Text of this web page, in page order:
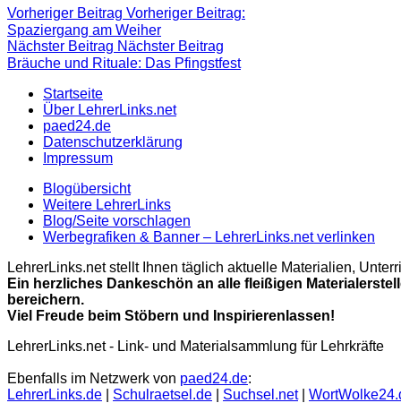
Vorheriger Beitrag Vorheriger Beitrag:
Spaziergang am Weiher
Nächster Beitrag Nächster Beitrag
Bräuche und Rituale: Das Pfingstfest
Startseite
Über LehrerLinks.net
paed24.de
Datenschutzerklärung
Impressum
Blogübersicht
Weitere LehrerLinks
Blog/Seite vorschlagen
Werbegrafiken & Banner – LehrerLinks.net verlinken
LehrerLinks.net stellt Ihnen täglich aktuelle Materialien,
Ein herzliches Dankeschön an alle fleißigen
bereichern.
Viel Freude beim Stöbern und Inspirierenlassen!
LehrerLinks.net - Link- und Materialsammlung für Lehrkräfte
Ebenfalls im Netzwerk von paed24.de:
LehrerLinks.de
Schulraetsel.de Suchsel.net|